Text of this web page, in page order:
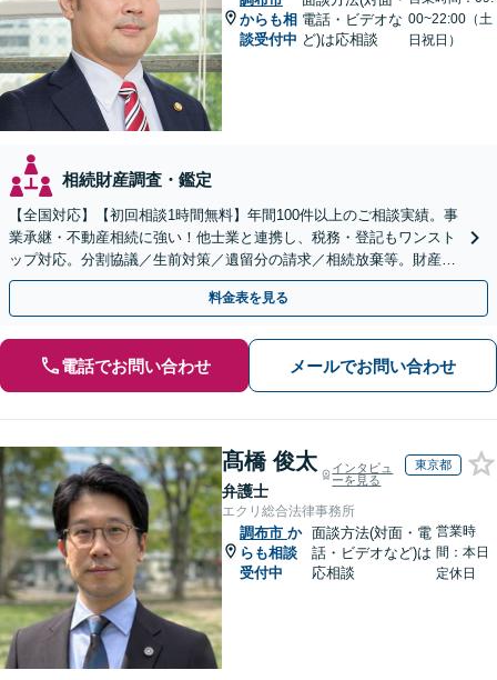
からも相
談受付中
電話・ビデオな
ど)は応相談
00~22:00（土
日祝日）
相続財産調査・鑑定
【全国対応】【初回相談1時間無料】年間100件以上のご相談実績。事
業承継・不動産相続に強い！他士業と連携し、税務・登記もワンスト
ップ対応。分割協議／生前対策／遺留分の請求／相続放棄等。財産の
徹底調査と粘り強い交渉により、最善の解決へ。
料金表を見る
電話でお問い合わせ メールでお問い合わせ
髙橋 俊太
弁護士
インタビュ
ーを見る
東京都
エクリ総合法律事務所
調布市 か
らも相談
受付中
面談方法(対面・電
話・ビデオなど)は
応相談
営業時
間：本日
定休日